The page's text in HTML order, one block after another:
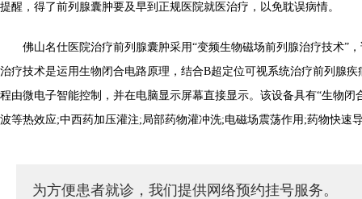
提醒，得了前列腺囊肿要及早到正规医院就医治疗，以免耽误病情。
佛山名仕医院治疗前列腺囊肿采用“变频生物磁场前列腺治疗技术”，
治疗技术是运用生物闭合电路原理，结合B超定位可视系统治疗前列腺
程由微电子智能控制，并在电脑显示屏幕直接显示。该设备具有“生物闭
波等热效应;中西药加压灌注;局部药物灌冲洗;电磁场震荡作用;药物快速
为方便患者就诊，我们提供网络预约挂号服务。